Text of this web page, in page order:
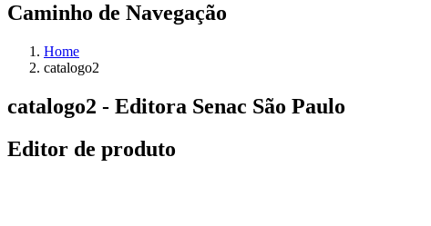
Caminho de Navegação
Home
catalogo2
catalogo2 - Editora Senac São Paulo
Editor de produto